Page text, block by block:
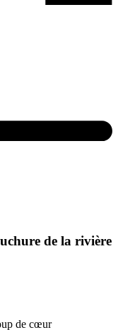
de la rivière
de cœur